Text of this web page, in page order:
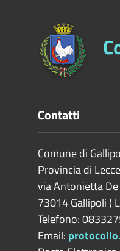
Contatti
Comune di
Provincia di Lecce
via Antonietta De
73014Gallipoli (
Telefono:
Email: